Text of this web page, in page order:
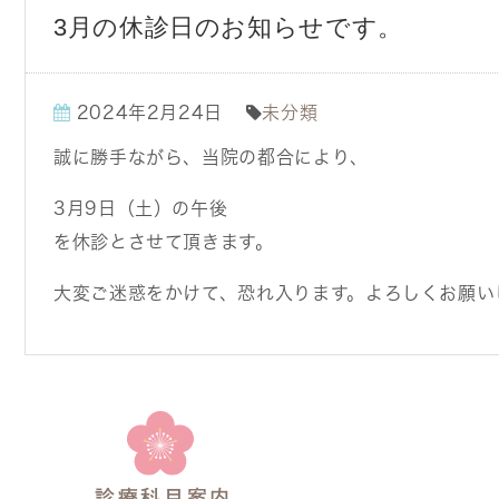
3月の休診日のお知らせです。
2024年2月24日 未分類
誠に勝手ながら、当院の都合により、
3月9日（土）の午後
を休診とさせて頂きます。
大変ご迷惑をかけて、恐れ入ります。よろしくお願い